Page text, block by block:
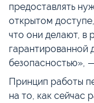
предоставлять
открытом
что они делают, в
гарантированной
безопасностью»,
Принцип работы
на то, как сейчас